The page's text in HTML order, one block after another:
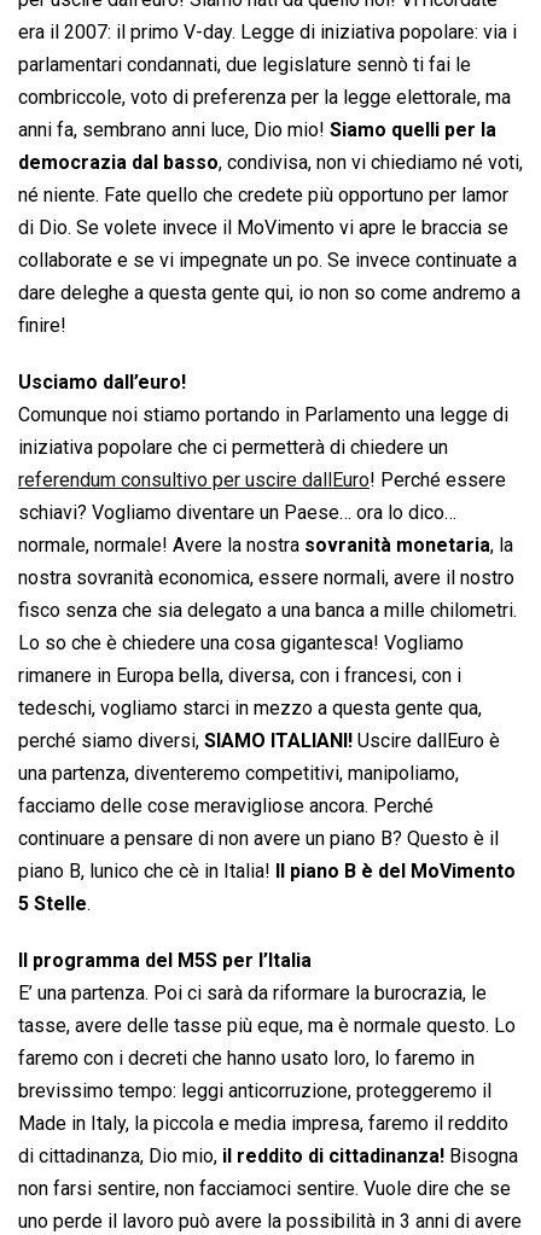
era il 2007: il primo V-day. Legge di iniziativa popolare: via i
parlamentari condannati, due legislature sennò ti fai le
combriccole, voto di preferenza per la legge elettorale, ma
anni fa, sembrano anni luce, Dio mio! Siamo quelli per la
democrazia dal basso, condivisa, non vi chiediamo né voti,
né niente. Fate quello che credete più opportuno per lamor
di Dio. Se volete invece il MoVimento vi apre le braccia se
collaborate e se vi impegnate un po. Se invece continuate a
dare deleghe a questa gente qui, io non so come andremo a
finire!
Usciamo dall’euro!
Comunque noi stiamo portando in Parlamento una legge di
iniziativa popolare che ci permetterà di chiedere un
referendum consultivo per uscire dallEuro! Perché essere
schiavi? Vogliamo diventare un Paese… ora lo dico…
normale, normale! Avere la nostra sovranità monetaria, la
nostra sovranità economica, essere normali, avere il nostro
fisco senza che sia delegato a una banca a mille chilometri.
Lo so che è chiedere una cosa gigantesca! Vogliamo
rimanere in Europa bella, diversa, con i francesi, con i
tedeschi, vogliamo starci in mezzo a questa gente qua,
perché siamo diversi, SIAMO ITALIANI! Uscire dallEuro è
una partenza, diventeremo competitivi, manipoliamo,
facciamo delle cose meravigliose ancora. Perché
continuare a pensare di non avere un piano B? Questo è il
piano B, lunico che cè in Italia!
Il piano B è del MoVimento
5 Stelle.
Il programma del M5S per l’Italia
E’ una partenza. Poi ci sarà da riformare la burocrazia, le
tasse, avere delle tasse più eque, ma è normale questo. Lo
faremo con i decreti che hanno usato loro, lo faremo in
brevissimo tempo: leggi anticorruzione, proteggeremo il
Made in Italy, la piccola e media impresa, faremo il reddito
di cittadinanza, Dio mio, il reddito di cittadinanza! Bisogna
non farsi sentire, non facciamoci sentire. Vuole dire che se
uno perde il lavoro può avere la possibilità in 3 anni di avere